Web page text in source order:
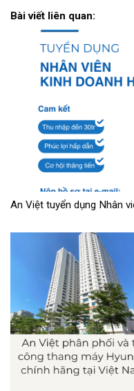
Bài viết liên quan:
An Việt tuyển dụng Nhân